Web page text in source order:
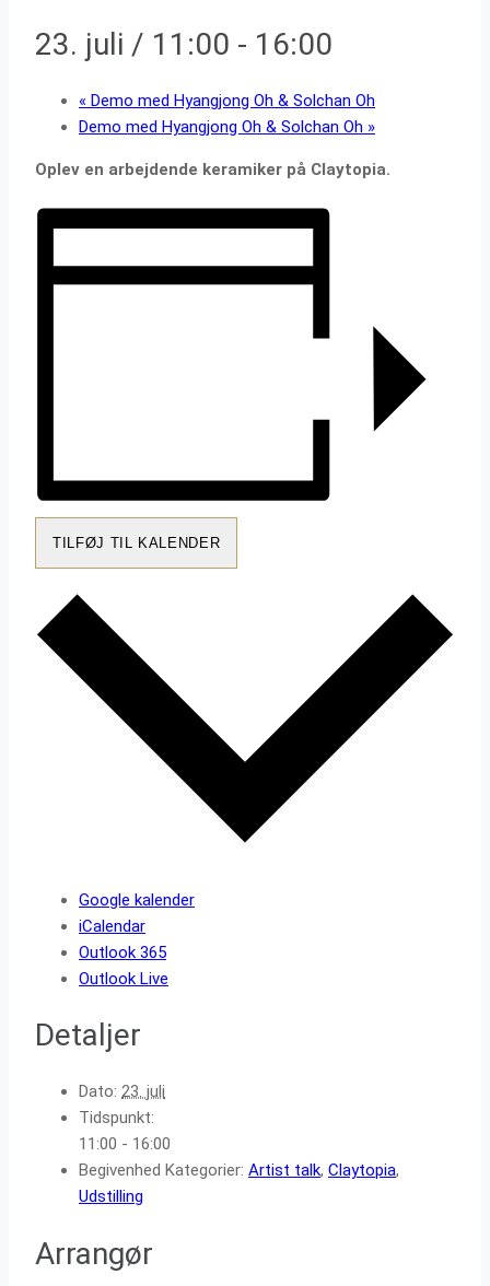
23. juli / 11:00 - 16:00
« Demo med Hyangjong Oh & Solchan Oh
Demo med Hyangjong Oh & Solchan Oh »
Oplev en arbejdende keramiker på Claytopia.
TILFØJ TIL KALENDER
Google kalender
iCalendar
Outlook 365
Outlook Live
Detaljer
Dato: 23. juli
Tidspunkt:
11:00 - 16:00
Begivenhed Kategorier: Artist talk, Claytopia,
Udstilling
Arrangør